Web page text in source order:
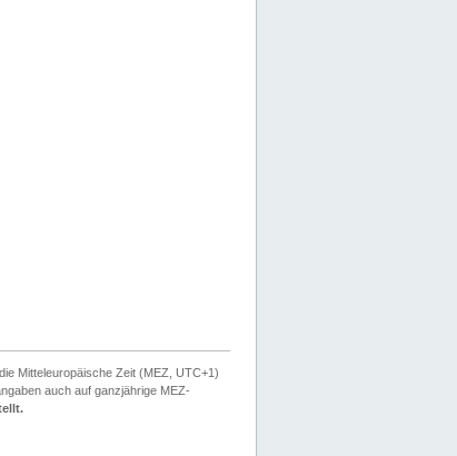
Mitteleuropäische Zeit (MEZ, UTC+1)
auch auf ganzjährige MEZ-